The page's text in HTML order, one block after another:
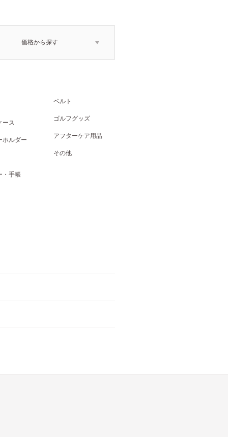
価格から探す
ース
ホルダー
・手帳
ベルト
ゴルフグッズ
アフターケア用品
その他